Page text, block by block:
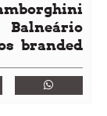
branded
italiana no
mudança de